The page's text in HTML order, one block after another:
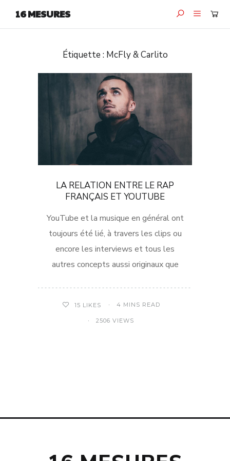
16 MESURES
Étiquette : McFly & Carlito
LA RELATION ENTRE LE RAP
FRANÇAIS ET YOUTUBE
YouTube et la musique en général ont
toujours été lié, à travers les clips ou
encore les interviews et tous les
autres concepts aussi originaux que
15 LIKES 4 MINS READ
2506 VIEWS